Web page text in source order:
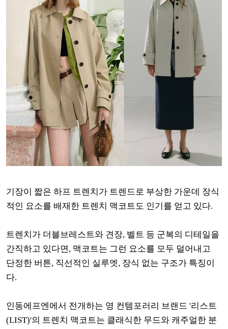
기장이 짧은 하프 트렌치가 트렌드로 부상한 가운데 장식
적인 요소를 배재한 트렌치 맥코트도 인기를 얻고 있다.
트렌치가 더블브레스트와 견장, 벨트 등 군복의 디테일을
간직하고 있다면, 맥코트는 그런 요소를 모두 덜어내고
단정한 버튼, 직선적인 실루엣, 장식 없는 구조가 특징이
다.
인동에프엔에서 전개하는 영 컨템포러리 브랜드 '리스트
(LIST)'의 트렌치 맥코트는 클래식한 무드와 캐주얼한 분